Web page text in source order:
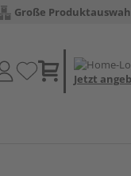
Große
Jetzt